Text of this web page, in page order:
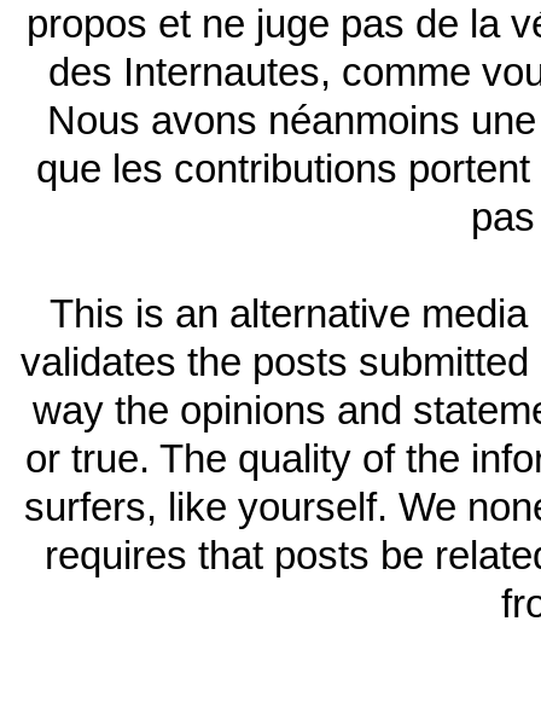
propos et ne juge pas de la
des Internautes, comme
Nous avons néanmoins
que les contributions
This is an alternative
validates the posts
way the opinions and
or true. The quality of the
surfers, like yourself. We
requires that posts be